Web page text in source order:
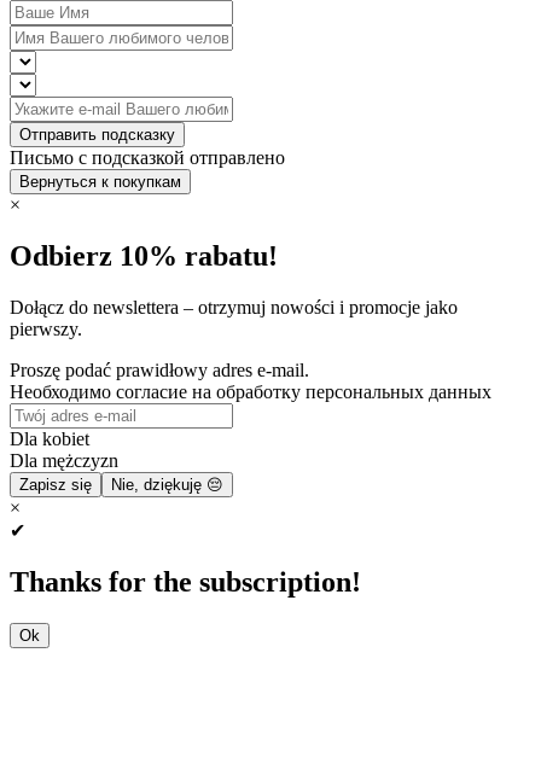
Отправить подсказку
Письмо с подсказкой отправлено
Вернуться к покупкам
×
Odbierz 10% rabatu!
Dołącz do newslettera – otrzymuj nowości i promocje jako
pierwszy.
Proszę podać prawidłowy adres e-mail.
Необходимо согласие на обработку персональных данных
Dla kobiet
Dla mężczyzn
Zapisz się Nie, dziękuję 😔
×
✔
Thanks for the subscription!
Ok